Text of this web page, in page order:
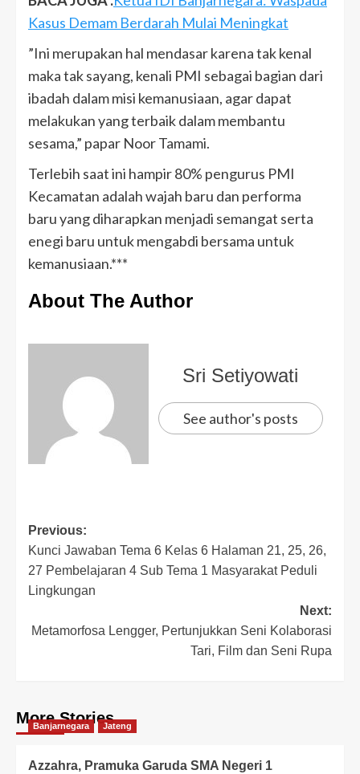
Kasus Demam Berdarah Mulai Meningkat
”Ini merupakan hal mendasar karena tak kenal
maka tak sayang, kenali PMI sebagai bagian dari
ibadah dalam misi kemanusiaan, agar dapat
melakukan yang terbaik dalam membantu
sesama,” papar Noor Tamami.
Terlebih saat ini hampir 80% pengurus PMI
Kecamatan adalah wajah baru dan performa
baru yang diharapkan menjadi semangat serta
enegi baru untuk mengabdi bersama untuk
kemanusiaan.***
About The Author
Sri Setiyowati
See author's posts
Previous:
Kunci Jawaban Tema 6 Kelas 6 Halaman 21, 25, 26,
27 Pembelajaran 4 Sub Tema 1 Masyarakat Peduli
Lingkungan
Next:
Metamorfosa Lengger, Pertunjukkan Seni Kolaborasi
Tari, Film dan Seni Rupa
More Stories
Banjarnegara Jateng
Azzahra, Pramuka Garuda SMA Negeri 1